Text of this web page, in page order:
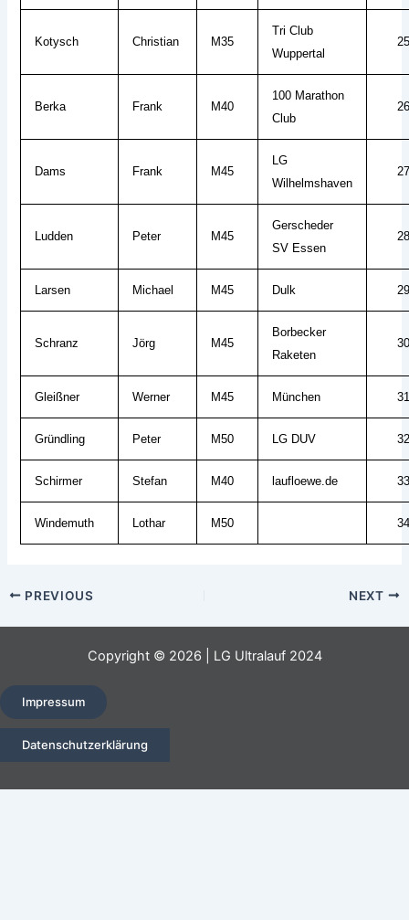
Kotysch Christian M35
Tri Club
Wuppertal
25
Berka Frank M40
100 Marathon
Club
26
Dams Frank M45
LG
Wilhelmshaven
27
Ludden Peter M45
Gerscheder
SV Essen
28
Larsen Michael M45 Dulk 29
Schranz Jörg M45
Borbecker
Raketen
30
Gleißner Werner M45 München 31
Gründling Peter M50 LG DUV 32
Schirmer Stefan M40 laufloewe.de 33
Windemuth Lothar M50 34
PostPREVIOUS NEXT
Copyright © 2026 | LG Ultralauf 2024
Impressum
Datenschutzerklärung